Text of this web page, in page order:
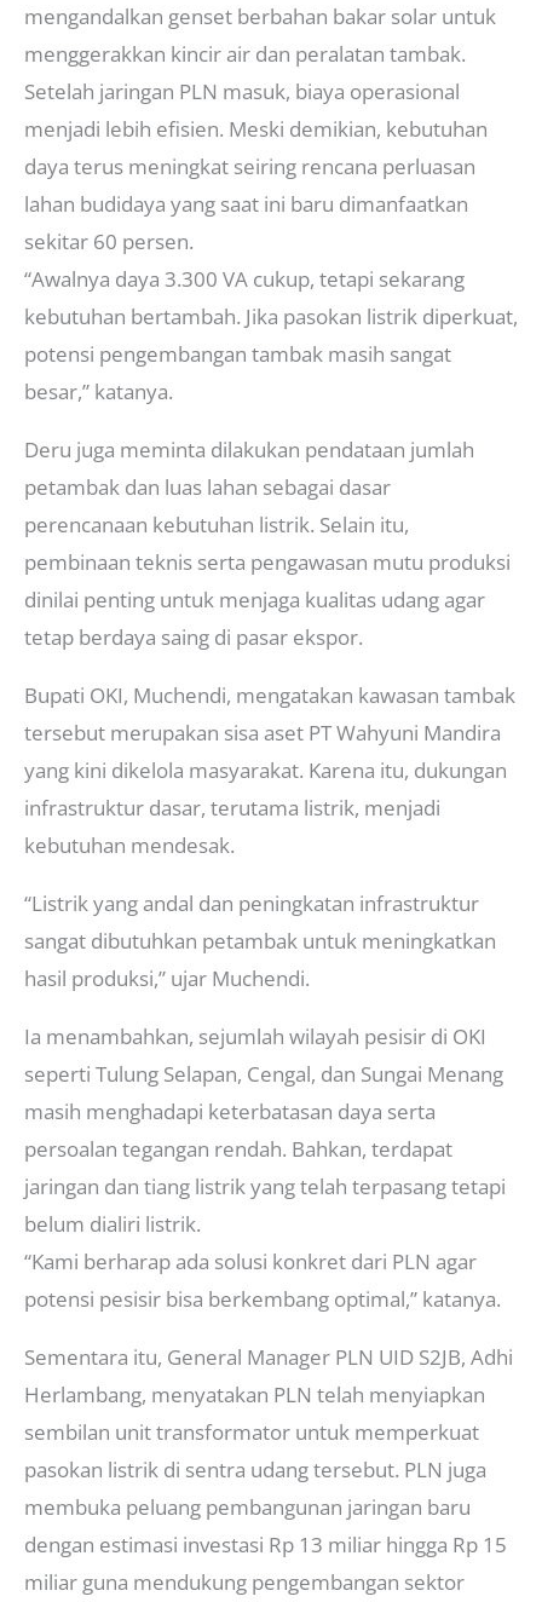
mengandalkan genset berbahan bakar solar untuk
menggerakkan kincir air dan peralatan tambak.
Setelah jaringan PLN masuk, biaya operasional
menjadi lebih efisien. Meski demikian, kebutuhan
daya terus meningkat seiring rencana perluasan
lahan budidaya yang saat ini baru dimanfaatkan
sekitar 60 persen.
“Awalnya daya 3.300 VA cukup, tetapi sekarang
kebutuhan bertambah. Jika pasokan listrik diperkuat,
potensi pengembangan tambak masih sangat
besar,” katanya.
Deru juga meminta dilakukan pendataan jumlah
petambak dan luas lahan sebagai dasar
perencanaan kebutuhan listrik. Selain itu,
pembinaan teknis serta pengawasan mutu produksi
dinilai penting untuk menjaga kualitas udang agar
tetap berdaya saing di pasar ekspor.
Bupati OKI, Muchendi, mengatakan kawasan tambak
tersebut merupakan sisa aset PT Wahyuni Mandira
yang kini dikelola masyarakat. Karena itu, dukungan
infrastruktur dasar, terutama listrik, menjadi
kebutuhan mendesak.
“Listrik yang andal dan peningkatan infrastruktur
sangat dibutuhkan petambak untuk meningkatkan
hasil produksi,” ujar Muchendi.
Ia menambahkan, sejumlah wilayah pesisir di OKI
seperti Tulung Selapan, Cengal, dan Sungai Menang
masih menghadapi keterbatasan daya serta
persoalan tegangan rendah. Bahkan, terdapat
jaringan dan tiang listrik yang telah terpasang tetapi
belum dialiri listrik.
“Kami berharap ada solusi konkret dari PLN agar
potensi pesisir bisa berkembang optimal,” katanya.
Sementara itu, General Manager PLN UID S2JB, Adhi
Herlambang, menyatakan PLN telah menyiapkan
sembilan unit transformator untuk memperkuat
pasokan listrik di sentra udang tersebut. PLN juga
membuka peluang pembangunan jaringan baru
dengan estimasi investasi Rp 13 miliar hingga Rp 15
miliar guna mendukung pengembangan sektor